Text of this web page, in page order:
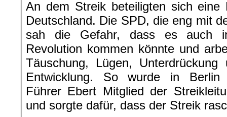
An dem Streik beteiligten sich eine
Deutschland. Die SPD, die eng mit
sah die Gefahr, dass es auch
Revolution kommen könnte und
Täuschung, Lügen,
Entwicklung. So wurde in Berlin
Führer Ebert Mitglied der
und sorgte dafür, dass der Streik